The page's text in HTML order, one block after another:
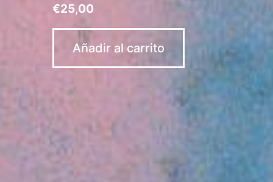
€25,00
Añadir al carrito